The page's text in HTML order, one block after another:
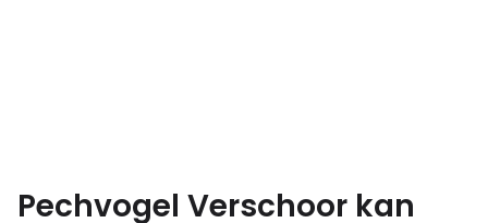
Pechvogel Verschoor kan